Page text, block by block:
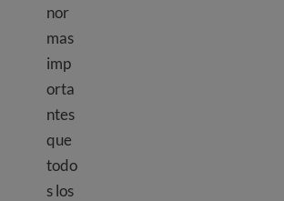
nor
mas
imp
orta
ntes
que
todo
s los